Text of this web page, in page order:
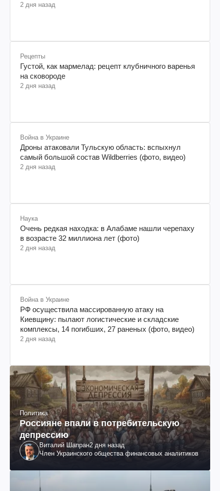
2 дня назад
Рецепты
Густой, как мармелад: рецепт клубничного варенья
на сковороде
2 дня назад
Война в Украине
Дроны атаковали Тульскую область: вспыхнул
самый большой состав Wildberries (фото, видео)
2 дня назад
Наука
Очень редкая находка: в Алабаме нашли черепаху
в возрасте 32 миллиона лет (фото)
2 дня назад
Война в Украине
РФ осуществила массированную атаку на
Киевщину: пылают логистические и складские
комплексы, 14 погибших, 27 раненых (фото, видео)
2 дня назад
Политика
Россияне впали в потребительскую
депрессию
Виталий Шапран2 дня назад
Член Украинского общества финансовых аналитиков